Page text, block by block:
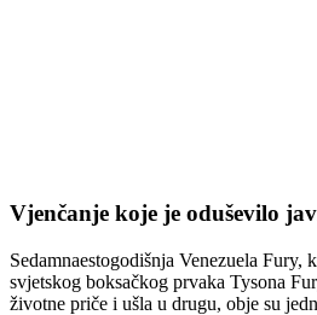
Vjenčanje koje je oduševilo
Sedamnaestogodišnja Venezuela Fury,
svjetskog boksačkog prvaka Tysona
životne priče i ušla u drugu, obje su